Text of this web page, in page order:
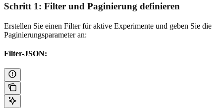
Schritt 1: Filter und Paginierung definieren
Erstellen Sie einen Filter für aktive Experimente und geben Sie die
Paginierungsparameter an:
Filter-JSON: